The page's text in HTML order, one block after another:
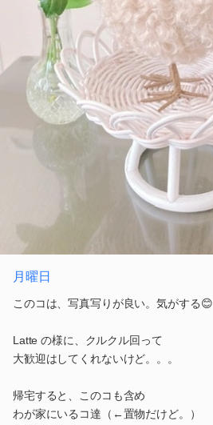
月曜日
このコは、写真写りが良い。気がする😊
Latte の様に、クルクル回って
大歓迎はしてくれないけど。。。
帰宅すると、このコも含め
わが家にいるコ達（←置物だけど。）